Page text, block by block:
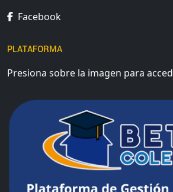
Facebook
PLATAFORMA
Presiona sobre la imagen para